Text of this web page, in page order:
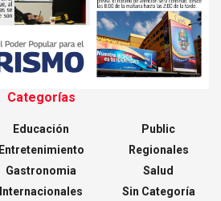
Categorías
Educación
Entretenimiento
Gastronomia
Internacionales
Public
Regionales
Salud
Sin Categoría